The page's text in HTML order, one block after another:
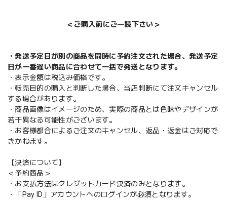
＜ご購入前にご一読下さい＞
・発送予定日が別の商品を同時に予約注文された場合、発送予定
日が一番遅い商品に合わせて一括で発送となります。
・表示金額は税込み価格です。
・転売目的の購入と判断した場合、当店判断にて注文キャンセル
する場合があります。
・商品画像はイメージのため、実際の商品とは色味やデザインが
若干異なる可能性がございます。
・お客様都合によるご注文のキャンセル、返品・返金はご対応で
きかねます。
【決済について】
＜予約商品＞
・お支払方法はクレジットカード決済のみとなります。
・「Pay ID」アカウントへのログインが必須となります。